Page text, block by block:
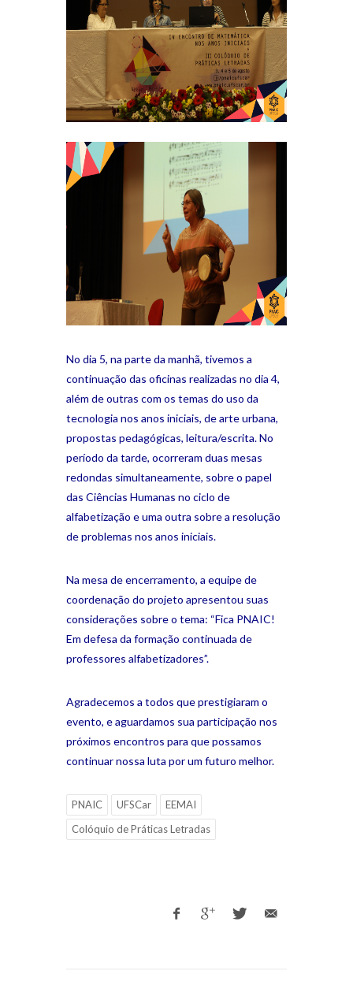
No dia 5, na parte da manhã, tivemos a
continuação das oficinas realizadas no dia 4,
além de outras com os temas do uso da
tecnologia nos anos iniciais, de arte urbana,
propostas pedagógicas, leitura/escrita. No
período da tarde, ocorreram duas mesas
redondas simultaneamente, sobre o papel
das Ciências Humanas no ciclo de
alfabetização e uma outra sobre a resolução
de problemas nos anos iniciais.
Na mesa de encerramento, a equipe de
coordenação do projeto apresentou suas
considerações sobre o tema: “Fica PNAIC!
Em defesa da formação continuada de
professores alfabetizadores”.
Agradecemos a todos que prestigiaram o
evento, e aguardamos sua participação nos
próximos encontros para que possamos
continuar nossa luta por um futuro melhor.
PNAIC UFSCar
EEMAI
Colóquio de Práticas Letradas